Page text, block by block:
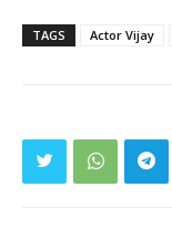
TAGS Actor Vijay